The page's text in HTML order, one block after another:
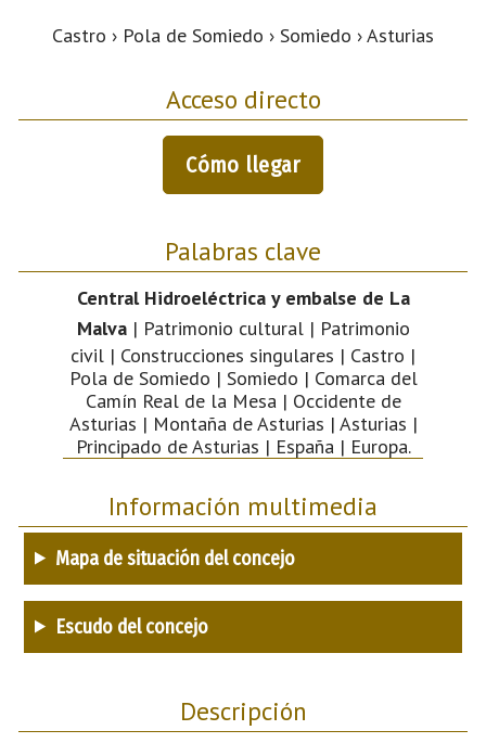
Castro › Pola de Somiedo › Somiedo › Asturias
Acceso directo
Cómo llegar
Palabras clave
Central Hidroeléctrica y embalse de La
Malva| Patrimonio cultural | Patrimonio
civil | Construcciones singulares | Castro |
Pola de Somiedo | Somiedo | Comarca del
Camín Real de la Mesa | Occidente de
Asturias | Montaña de Asturias | Asturias |
Principado de Asturias | España | Europa.
Información multimedia
Mapa de situación del concejo
Escudo del concejo
Descripción